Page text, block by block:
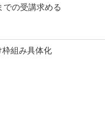
での受講求める
組み具体化